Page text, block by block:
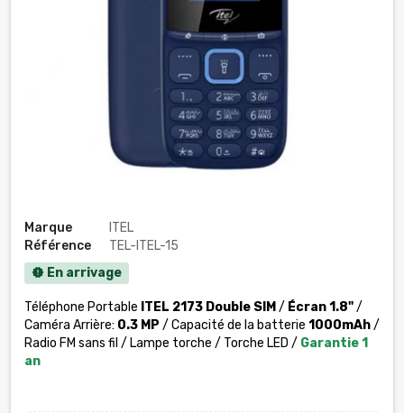
Marque
ITEL
Référence
TEL-ITEL-15
new_releases En arrivage
Téléphone Portable ITEL 2173 Double SIM / Écran 1.8"/
Caméra Arrière: 0.3 MP / Capacité de la batterie 1000mAh/
Radio FM sans fil / Lampe torche / Torche LED / Garantie 1
an